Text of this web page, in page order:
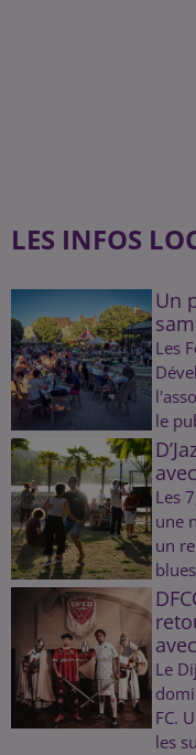
LES INFOS
Un
Les
le
Les
une
un
Le
FC.
les